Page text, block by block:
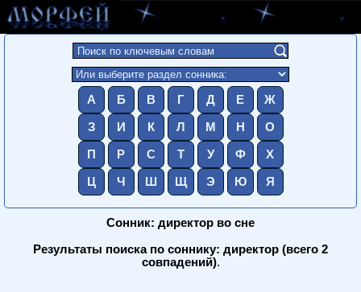
А Б В Г Д Е Ж
З И К Л М Н О
П Р С Т У Ф Х
Ц Ч Ш Щ Э Ю Я
Сонник: директор во сне
Результаты поиска по соннику: директор (всего 2
совпадений).